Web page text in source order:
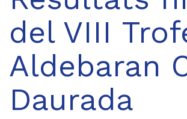
del VIII
Aldebaran
Daurada